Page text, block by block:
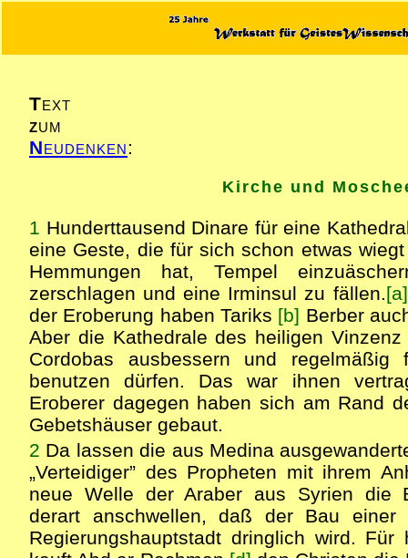
Text
zum
Neudenken:
Kirche und
1 Hunderttausend Dinare für eine
eine Geste, die für sich schon etwas
Hemmungen hat, Tempel
zerschlagen und eine Irminsul zu fällen.[a]
der Eroberung haben Tariks [b] Berber
Aber die Kathedrale des heiligen
Cordobas ausbessern und regelmäßig
benutzen dürfen. Das war ihnen
Eroberer dagegen haben sich am Rand
Gebetshäuser gebaut.
2 Da lassen die aus Medina
„Verteidiger” des Propheten mit ihrem
neue Welle der Araber aus Syrien die
derart anschwellen, daß der Bau einer
Regierungshauptstadt dringlich wird. Für